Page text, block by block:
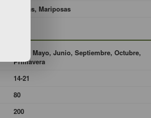
Abejas, Mariposas
Abril, Mayo, Junio, Septiembre, Octubre,
Primavera
14-21
80
200